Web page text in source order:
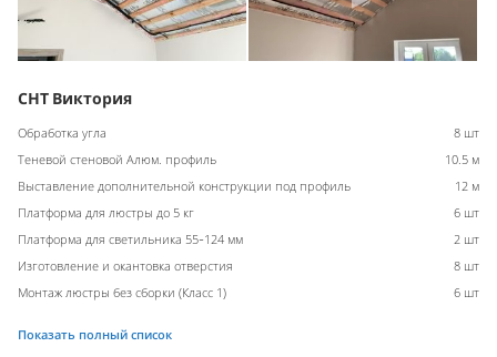
СНТ Виктория
Обработка угла
8 шт
Теневой стеновой Алюм. профиль
10.5 м
Выставление дополнительной конструкции под профиль
12 м
Платформа для люстры до 5 кг
6 шт
Платформа для светильника 55-124 мм
2 шт
Изготовление и окантовка отверстия
8 шт
Монтаж люстры без сборки (Класс 1)
6 шт
Показать полный список